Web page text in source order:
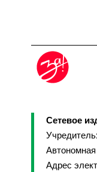
Сетевое
Учредитель:
Адрес